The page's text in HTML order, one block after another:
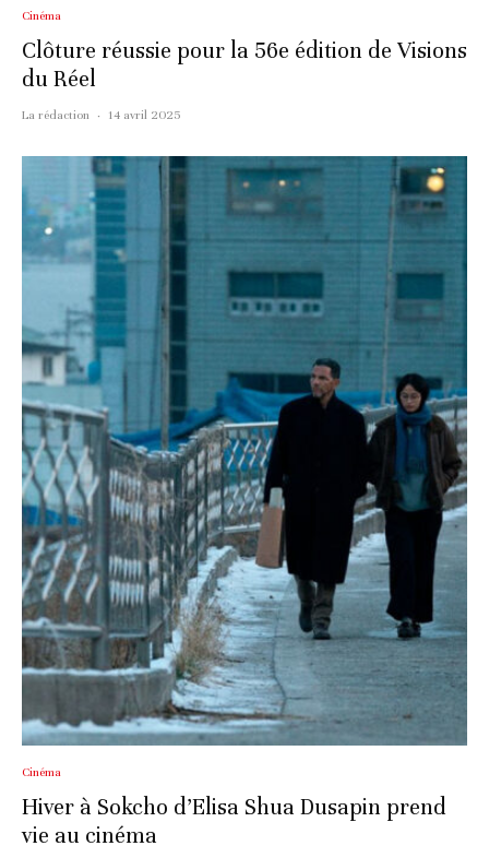
Cinéma
Clôture réussie pour la 56e édition de Visions
du Réel
La rédaction · 14 avril 2025
Cinéma
Hiver à Sokcho d’Elisa Shua Dusapin prend
vie au cinéma